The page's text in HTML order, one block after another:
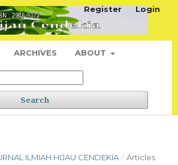
ARCHIVES ABOUT
Search
Register Login
ILMIAH HIJAU CENDEKIA / Articles